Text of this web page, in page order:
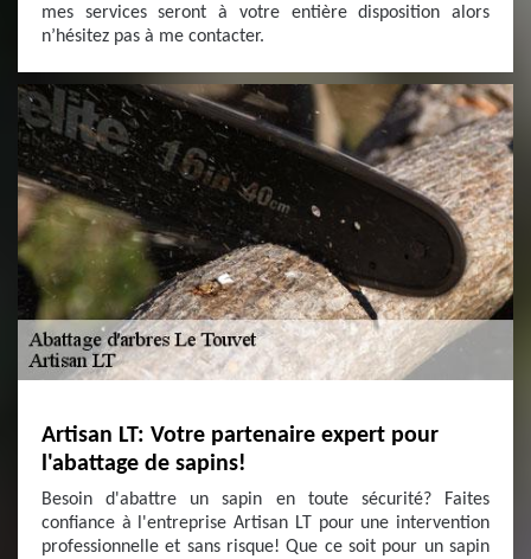
mes services seront à votre entière disposition alors
n’hésitez pas à me contacter.
Artisan LT: Votre partenaire expert pour
l'abattage de sapins!
Besoin d'abattre un sapin en toute sécurité? Faites
confiance à l'entreprise Artisan LT pour une intervention
professionnelle et sans risque! Que ce soit pour un sapin